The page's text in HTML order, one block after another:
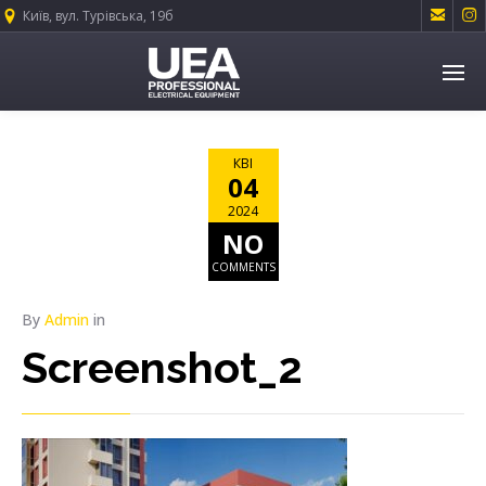
Київ, вул. Турівська, 19б  
КВІ
04
2024
NO
COMMENTS
By Admin in
Screenshot_2